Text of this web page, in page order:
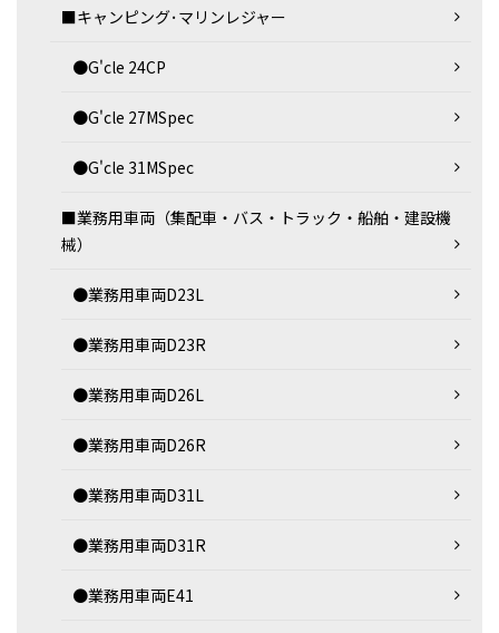
■キャンピング･マリンレジャー
●G'cle 24CP
●G'cle 27MSpec
●G'cle 31MSpec
■業務用車両（集配車・バス・トラック・船舶・建設機
械）
●業務用車両D23L
●業務用車両D23R
●業務用車両D26L
●業務用車両D26R
●業務用車両D31L
●業務用車両D31R
●業務用車両E41